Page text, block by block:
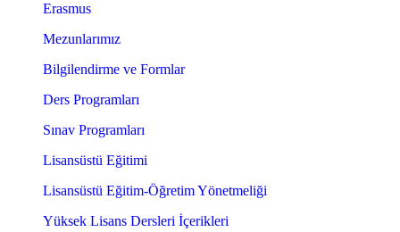
Erasmus
Mezunlarımız
Bilgilendirme ve Formlar
Ders Programları
Sınav Programları
Lisansüstü Eğitimi
Lisansüstü Eğitim-Öğretim Yönetmeliği
Yüksek Lisans Dersleri İçerikleri